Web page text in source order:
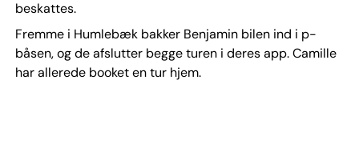
beskattes.
Fremme i Humlebæk bakker Benjamin bilen ind i p-
båsen, og de afslutter begge turen i deres app. Camille
har allerede booket en tur hjem.